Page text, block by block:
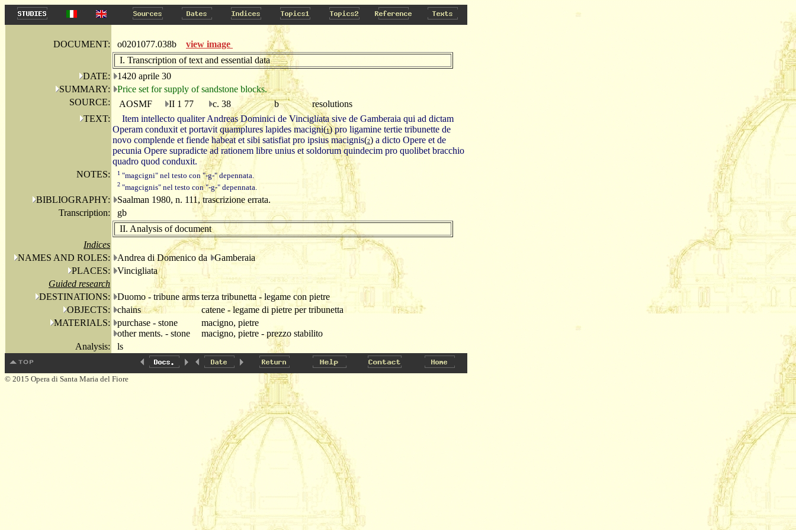
DOCUMENT: o0201077.038b
view image
I. Transcription of text and essential data
DATE:
1420 aprile 30
SUMMARY:
Price set for supply of sandstone blocks.
SOURCE:
AOSMF II 1 77 c. 38 b
resolutions
TEXT:
Item intellecto qualiter Andreas Dominici de Vincigliata sive de Gamberaia qui ad dictam
Operam conduxit et portavit quamplures lapides macigni(1)pro ligamine tertie tribunette de
novo complende et fiende habeat et sibi satisfiat pro ipsius macignis(2) a dicto Opere et de
pecunia Opere supradicte ad rationem libre unius et soldorum quindecim pro quolibet bracchio
quadro quod conduxit.
NOTES:
1 "magcigni" nel testo con "-g-" depennata.
2 "magcignis" nel testo con "-g-" depennata.
BIBLIOGRAPHY:
Saalman 1980, n. 111, trascrizione errata.
Transcription:
gb
II. Analysis of document
Indices
NAMES AND ROLES:
Andrea di Domenico da
Gamberaia
PLACES:
Vincigliata
Guided research
DESTINATIONS:
Duomo - tribune armsterza tribunetta - legame con pietre
OBJECTS:
chains
catene - legame di pietre per tribunetta
MATERIALS:
purchase - stone
macigno, pietre
other ments. - stone
macigno, pietre - prezzo stabilito
Analysis:
ls
© 2015 Opera di Santa Maria del Fiore